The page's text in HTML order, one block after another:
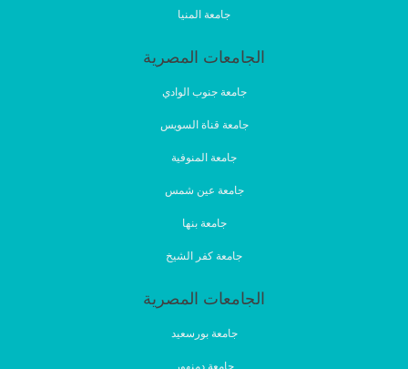
جامعة المنيا
الجامعات المصرية
جامعة جنوب الوادي
جامعة قناة السويس
جامعة المنوفية
جامعة عين شمس
جامعة بنها
جامعة كفر الشيخ
الجامعات المصرية
جامعة بورسعيد
جامعة دمنهور